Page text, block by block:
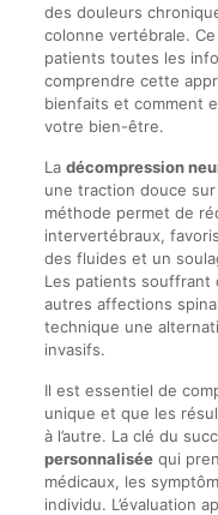
des douleurs
colonne vertébrale.
patients toutes les
comprendre cette
bienfaits et comment
votre bien-être.
La décompression
une traction douce
méthode permet de
intervertébraux,
des fluides et un
Les patients souffrant
autres affections
technique une
invasifs.
Il est essentiel de
unique et que les
à l’autre. La clé du
personnaliséequi
médicaux, les
individu. L’évaluation